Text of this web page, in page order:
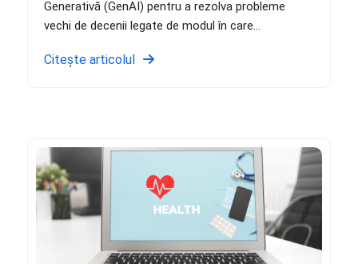
Generativă (GenAI) pentru a rezolva probleme
vechi de decenii legate de modul în care...
Citește articolul